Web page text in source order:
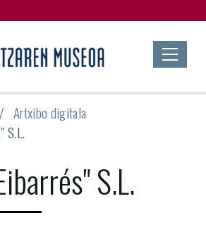
Artxibo digitala
S.L.
S.L.